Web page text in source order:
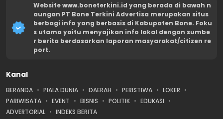
Website www.boneterkini.id yang berada di bawah n
aungan PT Bone Terkini Advertisa merupakan situs
berbagi info yang berbasis di Kabupaten Bone. Foku
s utama yaitu menyajikan info lokal dengan sumbe
r berita berdasarkan laporan masyarakat/citizen re
port.
Kanal
BERANDA PIALA DUNIA DAERAH PERISTIWA
LOKER
PARIWISATA
EVENT BISNIS POLITIK
EDUKASI
ADVERTORIAL
INDEKS BERITA